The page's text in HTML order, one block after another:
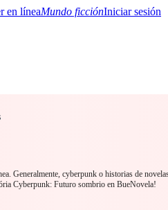
Mundo ficciónIniciar sesión
Generalmente, cyberpunk o historias de
Cyberpunk: Futuro sombrio en BueNovela!